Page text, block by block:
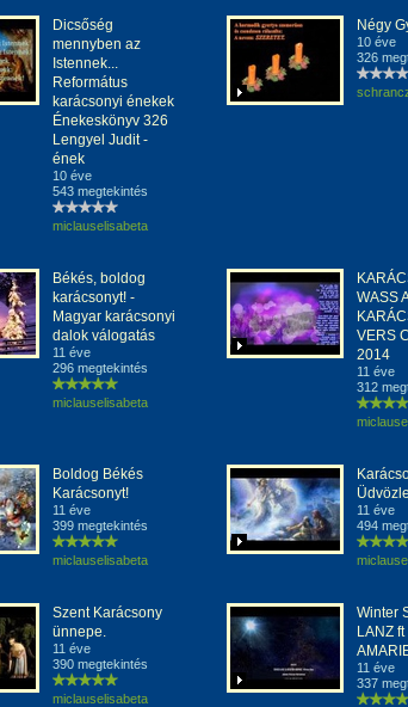
Dicsőség
mennyben az
Istennek...
Református
karácsonyi énekek
Énekeskönyv 326
Lengyel Judit -
ének
10 éve
543 megtekintés
miclauselisabeta
Négy
10 éve
326
Békés, boldog
karácsonyt! -
Magyar karácsonyi
dalok válogatás
11 éve
296 megtekintés
miclauselisabeta
WASS
VERS
2014
11 éve
312
Boldog Békés
Karácsonyt!
11 éve
399 megtekintés
miclauselisabeta
11 éve
494
Szent Karácsony
ünnepe.
11 éve
390 megtekintés
miclauselisabeta
Winter
LANZ
11 éve
337